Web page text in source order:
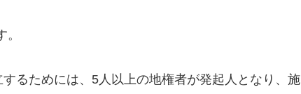
るためには、5人以上の地権者が発起人となり、施